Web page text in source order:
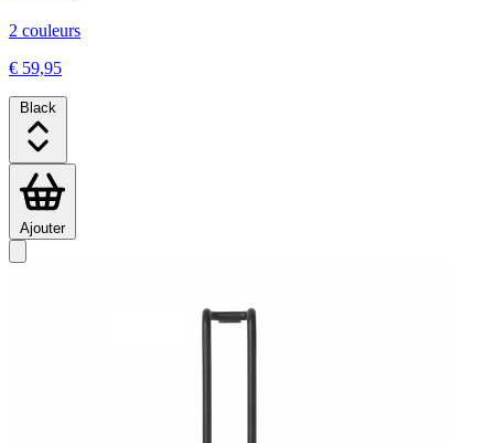
2 couleurs
€ 59,95
Black
Ajouter